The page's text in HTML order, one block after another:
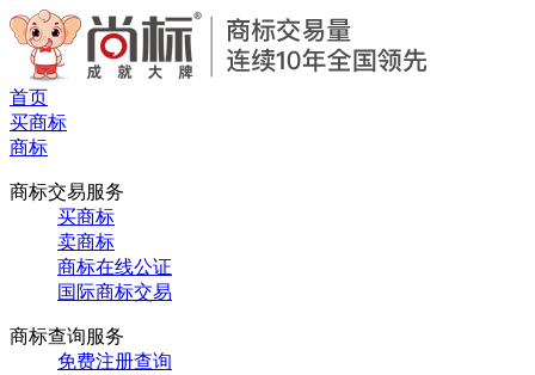
首页
买商标
商标
商标交易服务
买商标
卖商标
商标在线公证
国际商标交易
商标查询服务
免费注册查询